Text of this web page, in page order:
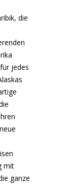
die
jedes
mit
ganze